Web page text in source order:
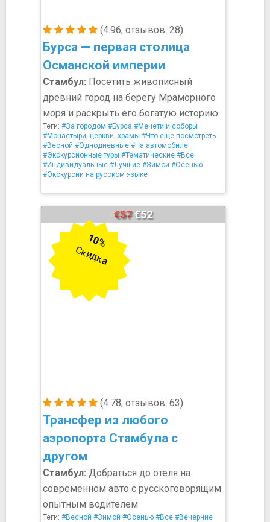
(4.96, отзывов: 28)
Бурса — первая столица
Османской империи
Стамбул: Посетить живописный
древний город на берегу Мраморного
моря и раскрыть его богатую историю
Теги: #За городом #Бурса #Мечети и соборы
#Монастыри, церкви, храмы #Что ещё посмотреть
#Весной #Однодневные #На автомобиле
#Экскурсионные туры #Тематические #Все
#Индивидуальные #Лучшие #Зимой #Осенью
#Экскурсии на русском языке
(4.78, отзывов: 63)
​​Трансфер из любого
аэропорта Стамбула с
другом
€57€52
10%
Скидка
Стамбул: Добраться до отеля на
современном авто с русскоговорящим
опытным водителем
Теги: #Весной #Зимой #Осенью #Все #Вечерние